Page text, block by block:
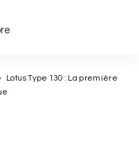
Lotus Type 130 : La première